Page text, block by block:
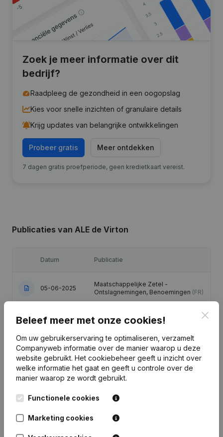
Zoek je meer informatie over dit
bedrijf?
Raadpleeg de gezondheid in een oogopslag
Kies voor snelle inzichten of granulaire details
Krijg updates van belangrijke ontwikkelingen
Probeer gratis Meer ontdekken
7 dagen gratis proefperiode, geen kredietkaart vereist.
Publicaties van ALE de Virton
Datum Publicatie
05-06-2025
Maatschappelijke Zetel -
Ontslagnemingen, Benoemingen (FR)
03-05-2023 Ontslagnemingen, Benoemingen (FR)
04-04-2022
Ontslagnemingen, Benoemingen -
Statuten (Vertaling, Coördinatie,
Overige Wijzigingen, …)(FR)
24-09-2019 Ontslagnemingen, Benoemingen
Beleef meer met onze cookies!
Om uw gebruikerservaring te optimaliseren, verzamelt
Companyweb informatie over de manier waarop u deze
website gebruikt. Het cookiebeheer geeft u inzicht over
welke informatie het gaat en geeft u controle over de
manier waarop ze wordt gebruikt.
Functionele cookies
Marketing cookies